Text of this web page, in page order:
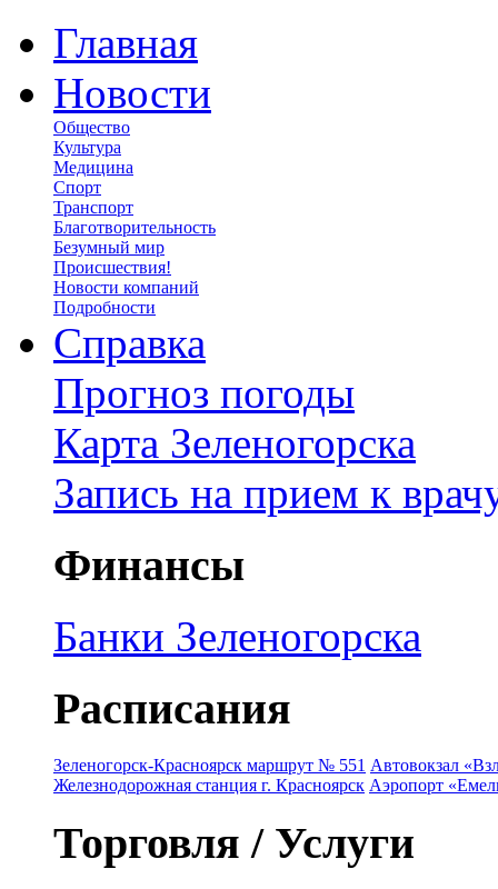
Главная
Новости
Общество
Культура
Медицина
Спорт
Транспорт
Благотворительность
Безумный мир
Происшествия!
Новости компаний
Подробности
Справка
Прогноз погоды
Карта Зеленогорска
Запись на прием к
Финансы
Банки Зеленогорска
Расписания
Зеленогорск-Красноярск маршрут № 551 Автовокзал
Железнодорожная станция г. Красноярск Аэропорт
Торговля / Услуги